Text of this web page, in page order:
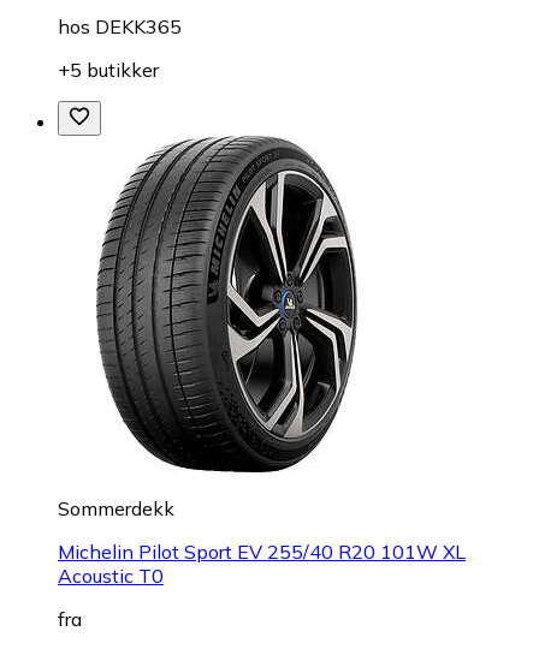
hos DEKK365
+5 butikker
Sommerdekk
Michelin Pilot Sport EV 255/40 R20 101W XL
Acoustic T0
fra